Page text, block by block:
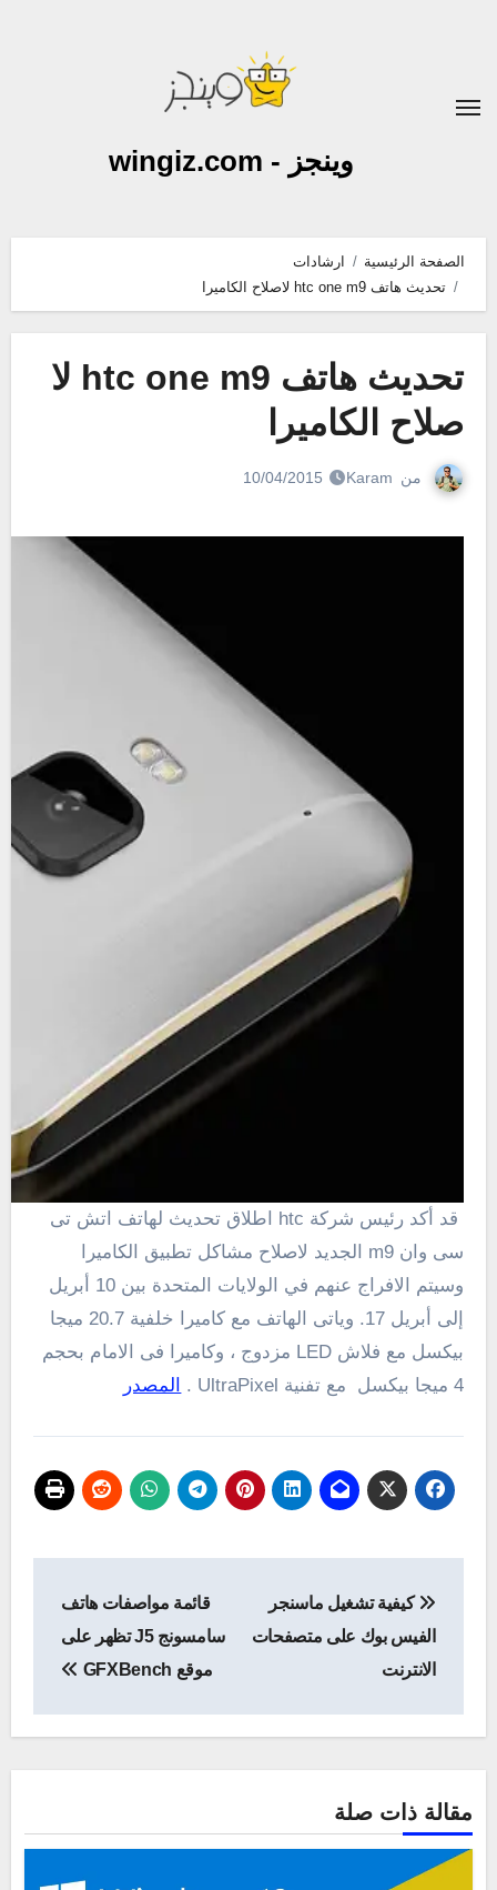
وينجز - wingiz.com
الصفحة الرئيسية
ارشادات
تحديث هاتف htc one m9 لاصلاح الكاميرا
تحديث هاتف htc one m9 لا
صلاح الكاميرا
من Karam
10/04/2015
قد أكد
رئيس شركة htc اطلاق تحديث لهاتف اتش تى
سى وان m9 الجديد لاصلاح مشاكل تطبيق الكاميرا
وسيتم الافراج عنهم في الولايات المتحدة بين 10 أبريل
إلى أبريل
17. وياتى الهاتف مع كاميرا خلفية 20.7 ميجا
بيكسل مع فلاش LED مزدوج ، وكاميرا فى الامام بحجم
4 ميجا بيكسل مع تفنية UltraPixel .
المصدر
المقالات
كيفية تشغيل ماسنجر
الفيس بوك على متصفحات
الانترنت
قائمة مواصفات هاتف
سامسونج J5 تظهر على
موقع GFXBench
مقالة ذات صلة